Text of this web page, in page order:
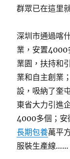
群眾已在這里
深圳市通過喀
業，安置4000
業園，扶持和
業和自主創業
設，吸納了奎
東省大力引進
4000多個；安
長期包養萬平
服裝生產線……